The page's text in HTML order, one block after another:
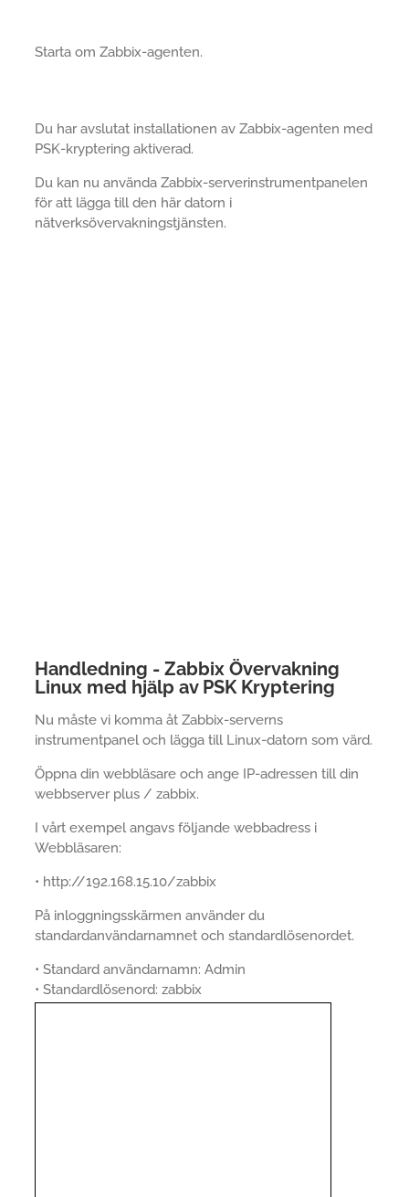
Starta om Zabbix-agenten.
Du har avslutat installationen av Zabbix-agenten med
PSK-kryptering aktiverad.
Du kan nu använda Zabbix-serverinstrumentpanelen
för att lägga till den här datorn i
nätverksövervakningstjänsten.
Handledning - Zabbix Övervakning
Linux med hjälp av PSK Kryptering
Nu måste vi komma åt Zabbix-serverns
instrumentpanel och lägga till Linux-datorn som värd.
Öppna din webbläsare och ange IP-adressen till din
webbserver plus / zabbix.
I vårt exempel angavs följande webbadress i
Webbläsaren:
• http://192.168.15.10/zabbix
På inloggningsskärmen använder du
standardanvändarnamnet och standardlösenordet.
• Standard användarnamn: Admin
• Standardlösenord: zabbix